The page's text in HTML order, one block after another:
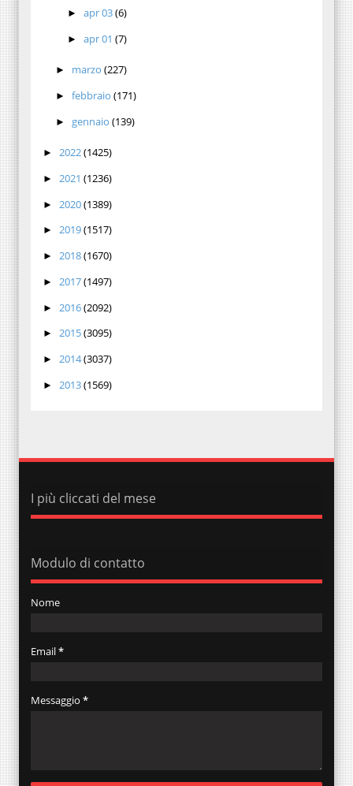
►apr 03(6)
►apr 01(7)
► marzo (227)
► febbraio (171)
► gennaio (139)
► 2022(1425)
► 2021 (1236)
► 2020(1389)
► 2019(1517)
► 2018(1670)
► 2017(1497)
► 2016(2092)
► 2015(3095)
► 2014(3037)
► 2013(1569)
I più cliccati del mese
Modulo di contatto
Nome
Email*
Messaggio *